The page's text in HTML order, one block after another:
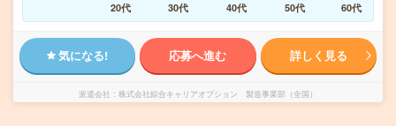
20代
30代 40代 50代 60代
気になる! 応募へ進む 詳しく見る
派遣会社 株式会社綜合キャリアオプション 製造事業部（全国）